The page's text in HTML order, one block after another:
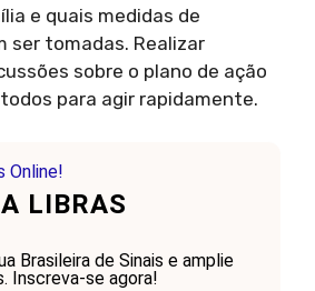
e quais medidas de
ser tomadas. Realizar
sobre o plano de ação
para agir rapidamente.
LIBRAS
Brasileira de Sinais e amplie
Inscreva-se agora!